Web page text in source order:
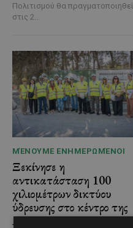
Πολιτισμού θα πραγματοποιηθεί
στις 2...
ΜΈΝΟΥΜΕ ΕΝΗΜΕΡΩΜΈΝΟΙ
Ξεκίνησε η
αντικατάσταση 100
χιλιομέτρων δικτύου
ύδρευσης στο κέντρο της
Λεμεσού